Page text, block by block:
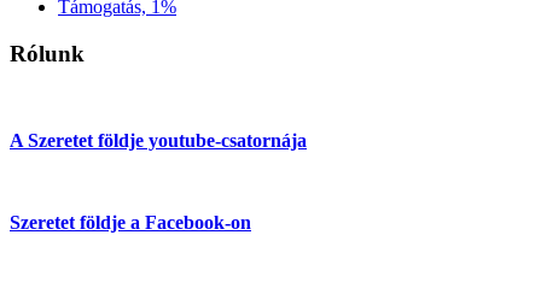
Támogatás, 1%
Rólunk
A Szeretet földje youtube-csatornája
Szeretet földje a Facebook-on